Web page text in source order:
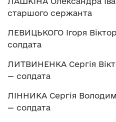
старшого сержанта
ЛЕВИЦЬКОГО Ігоря
солдата
ЛИТВИНЕНКА Сергія
— солдата
ЛІННИКА Сергія
— солдата